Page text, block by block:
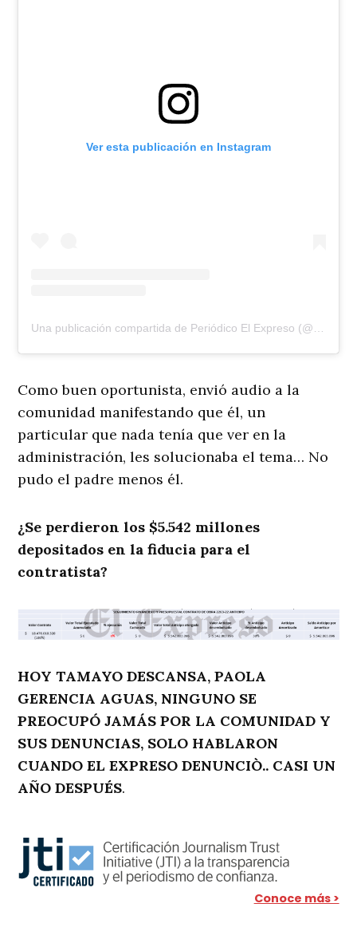
Ver esta publicación en Instagram
Como buen oportunista, envió audio a la
comunidad manifestando que él, un
particular que nada tenía que ver en la
administración, les solucionaba el tema… No
pudo el padre menos él.
¿Se perdieron los $5.542 millones
depositados en la fiducia para el
contratista?
HOY TAMAYO DESCANSA, PAOLA
GERENCIA AGUAS, NINGUNO SE
PREOCUPÓ JAMÁS POR LA COMUNIDAD Y
SUS DENUNCIAS, SOLO HABLARON
CUANDO EL EXPRESO DENUNCIÒ.. CASI UN
AÑO DESPUÉS.
Conoce más >